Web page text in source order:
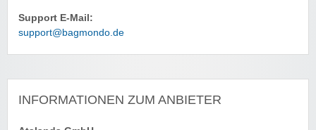
Support E-Mail:
support@bagmondo.de
INFORMATIONEN ZUM ANBIETER